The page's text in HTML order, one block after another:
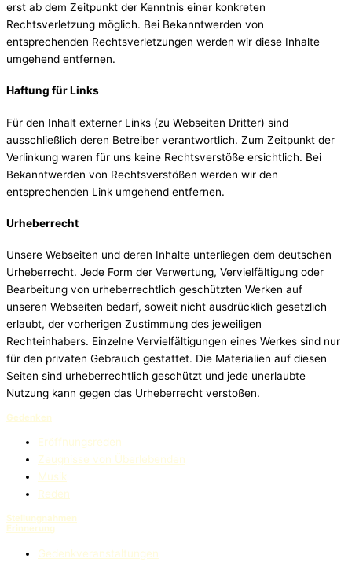
erst ab dem Zeitpunkt der Kenntnis einer konkreten
Rechtsverletzung möglich. Bei Bekanntwerden von
entsprechenden Rechtsverletzungen werden wir diese Inhalte
umgehend entfernen.
Haftung für Links
Für den Inhalt externer Links (zu Webseiten Dritter) sind
ausschließlich deren Betreiber verantwortlich. Zum Zeitpunkt der
Verlinkung waren für uns keine Rechtsverstöße ersichtlich. Bei
Bekanntwerden von Rechtsverstößen werden wir den
entsprechenden Link umgehend entfernen.
Urheberrecht
Unsere Webseiten und deren Inhalte unterliegen dem deutschen
Urheberrecht. Jede Form der Verwertung, Vervielfältigung oder
Bearbeitung von urheberrechtlich geschützten Werken auf
unseren Webseiten bedarf, soweit nicht ausdrücklich gesetzlich
erlaubt, der vorherigen Zustimmung des jeweiligen
Rechteinhabers. Einzelne Vervielfältigungen eines Werkes sind nur
für den privaten Gebrauch gestattet. Die Materialien auf diesen
Seiten sind urheberrechtlich geschützt und jede unerlaubte
Nutzung kann gegen das Urheberrecht verstoßen.
Gedenken
Eröffnungsreden
Zeugnisse von Überlebenden
Musik
Reden
Stellungnahmen
Erinnerung
Gedenkveranstaltungen